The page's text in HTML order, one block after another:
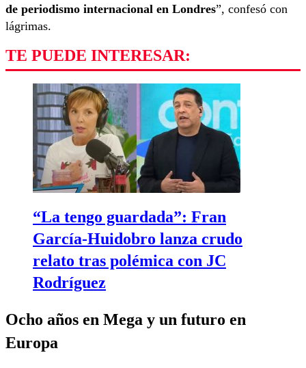
de periodismo internacional en Londres”, confesó con
lágrimas.
TE PUEDE INTERESAR:
“La tengo guardada”: Fran
García-Huidobro lanza crudo
relato tras polémica con JC
Rodríguez
Ocho años en Mega y un futuro en
Europa